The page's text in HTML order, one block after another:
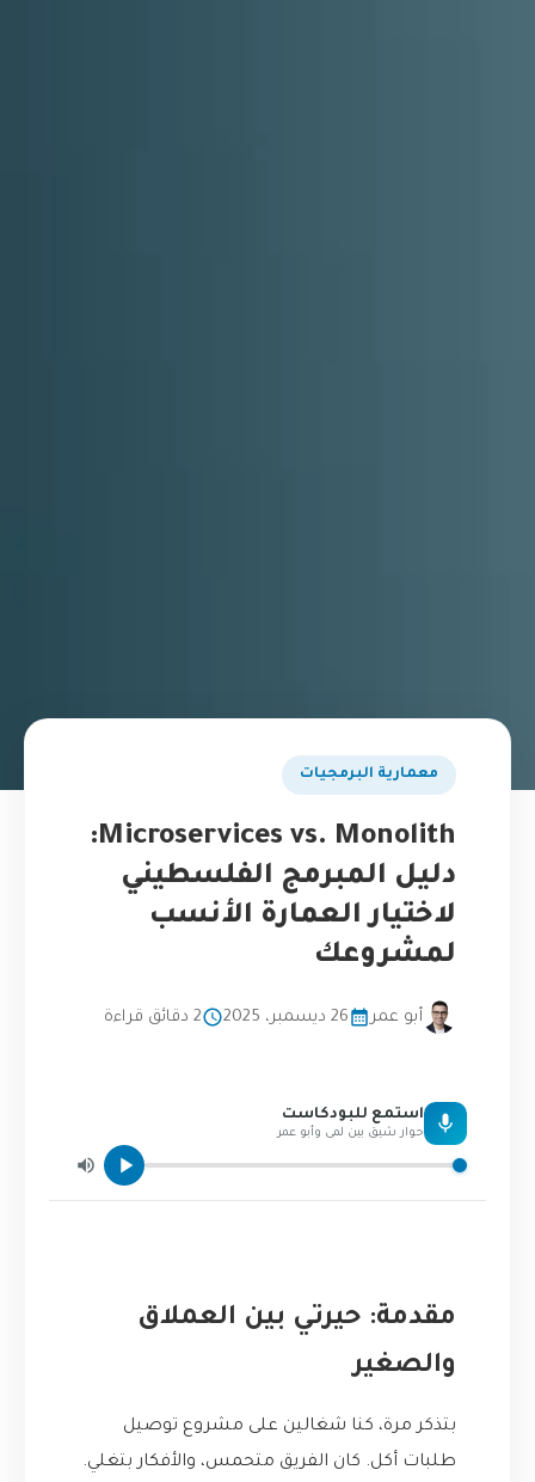
​معمارية البرمجيات
Microservices vs. Monolith:
دليل المبرمج الفلسطيني
لاختيار العمارة الأنسب
لمشروعك
أبو عمر 26 ديسمبر، 2025 2 دقائق قراءة
استمع للبودكاست
حوار شيق بين لمى وأبو عمر
مقدمة: حيرتي بين العملاق
والصغير
بتذكر مرة، كنا شغالين على مشروع توصيل
طلبات أكل. كان الفريق متحمس، والأفكار بتغلي.